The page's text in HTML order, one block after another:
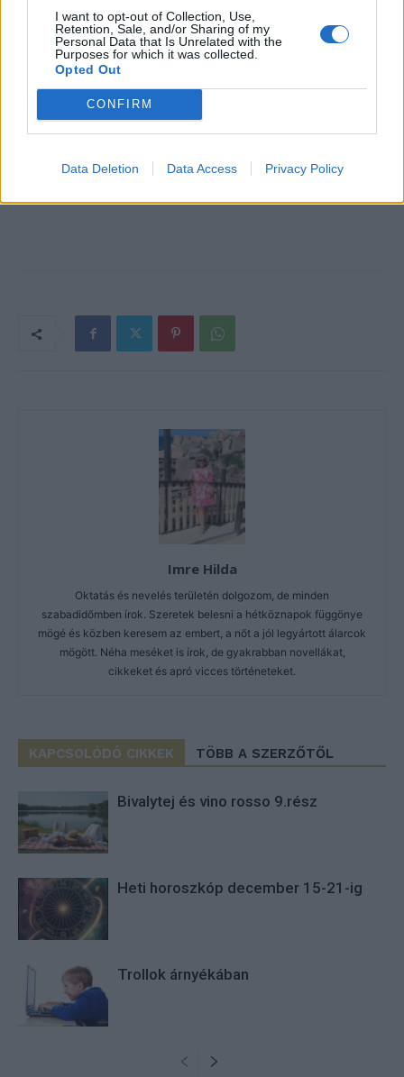
I want to opt-out of Collection, Use,
Retention, Sale, and/or Sharing of my
Personal Data that Is Unrelated with the
Purposes for which it was collected.
Opted Out
CONFIRM
Data Deletion Data Access Privacy Policy
– Örvendek
– nevetek újra és belenézek abba a barna
szempárba, ami első pillanatban megtetszett.
Folytatás szerdán
Előző rész
fotó: Pinterest
Imre Hilda
Oktatás és nevelés területén dolgozom, de minden
szabadidőmben írok. Szeretek belesni a hétköznapok függönye
mögé és közben keresem az embert, a nőt a jól legyártott álarcok
mögött. Néha meséket is írok, de gyakrabban novellákat,
cikkeket és apró vicces történeteket.
KAPCSOLÓDÓ CIKKEK TÖBB A SZERZŐTŐL
Bivalytej és vino rosso 9.rész
Heti horoszkóp december 15-21-ig
Trollok árnyékában